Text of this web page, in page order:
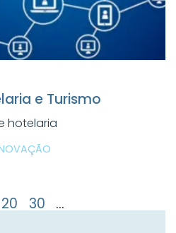
e Turismo
hotelaria
20 30 ...